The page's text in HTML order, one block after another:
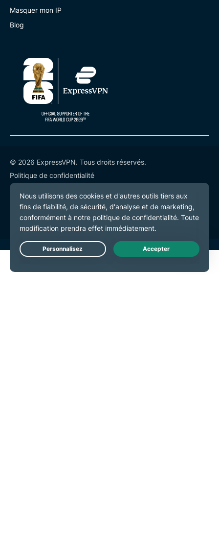
Masquer mon IP
Blog
© 2026 ExpressVPN. Tous droits réservés.
Politique de confidentialité
Conditions de service
Préférences de cookies
Live Chat